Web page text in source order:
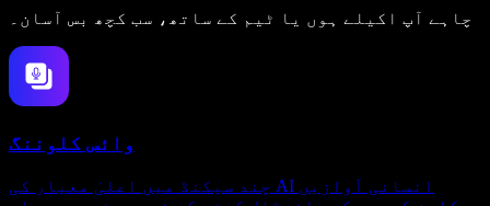
چاہے آپ اکیلے ہوں یا ٹیم کے ساتھ، سب کچھ بس آسان۔
وائس کلوننگ
چند سیکنڈ میں اعلیٰ معیار کی AI انسانی آوازیں